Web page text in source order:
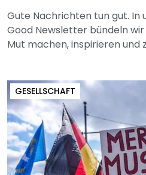
Gute Nachrichten tun gut. In
Good Newsletter bündeln
Mut machen, inspirieren und
GESELLSCHAFT